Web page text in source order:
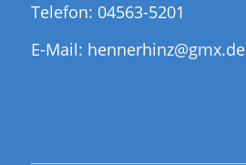
Telefon: 04563-5201
E-Mail: hennerhinz@gmx.de